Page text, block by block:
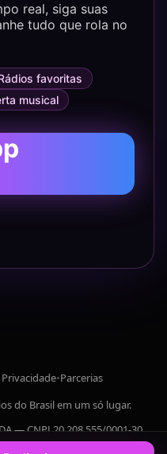
real, siga suas
tudo que rola no
favoritas
musical
•Parcerias
do Brasil em um só lugar.
— CNPJ 20.208.555/0001-30